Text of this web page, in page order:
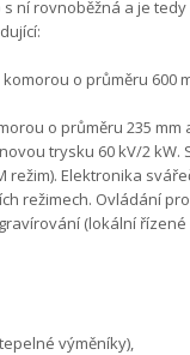
ní rovnoběžná a je
o průměru 600
o průměru 235
trysku 60 kV/2
Elektronika
režimech. Ovládání
(lokální
výměníky),